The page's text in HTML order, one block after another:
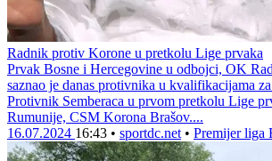
Radnik protiv Korone u pretkolu Lige prvaka
Prvak Bosne i Hercegovine u odbojci, OK
saznao je danas protivnika u kvalifikacijama
Protivnik Semberaca u prvom pretkolu Lige
Rumunije, CSM Korona Brašov....
16.07.2024 16:43 • sportdc.net • Premijer liga